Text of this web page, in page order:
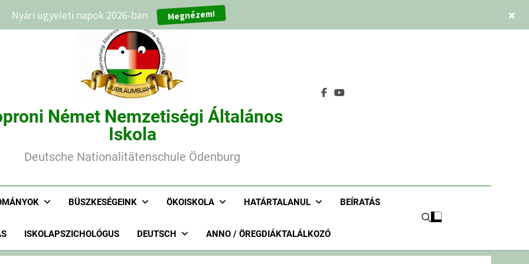
Német Nemzetiségi Általános
Iskola
Deutsche Nationalitätenschule Ödenburg
BÜSZKESÉGEINK ÖKOISKOLA HATÁRTALANUL BEÍRATÁS
ISKOLAPSZICHOLÓGUS DEUTSCH ANNO / ÖREGDIÁKTALÁLKOZÓ
Nyári ügyeleti napok 2026-ban Megnézem! ×